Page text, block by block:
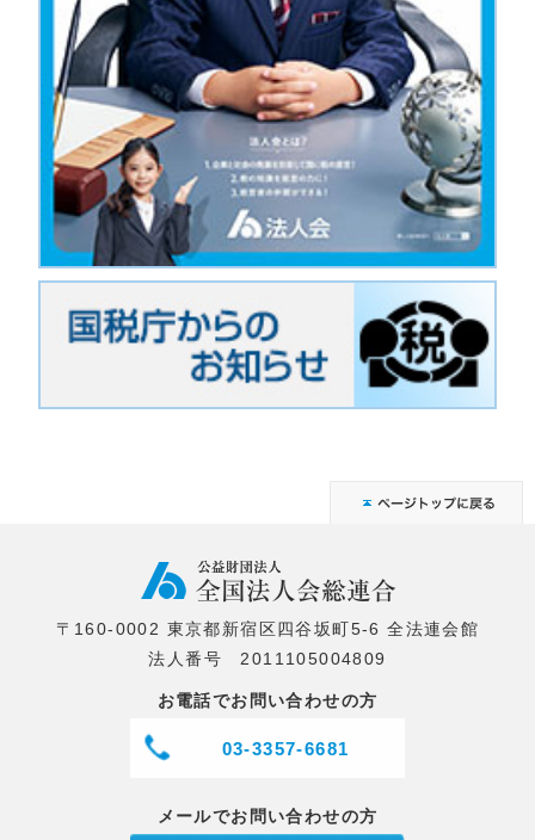
〒160-0002 東京都新宿区四谷坂町5-6 全法連会館
法人番号 2011105004809
お電話でお問い合わせの方
03-3357-6681
メールでお問い合わせの方